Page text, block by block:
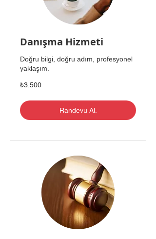
Danışma Hizmeti
Doğru bilgi, doğru adım, profesyonel
yaklaşım.
₺3.500
Türk
₺3.500
Randevu Al.